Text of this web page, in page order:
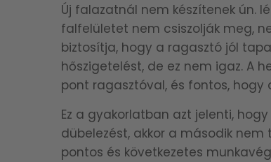
Új falazatnál nem készítenek ún.
falfelületet nem csiszolják meg,
biztosítja, hogy a ragasztó jól
hőszigetelést, de ez nem igaz. A
pont ragasztóval, és fontos,
Ez a gyakorlatban azt jelenti,
dübelezést, akkor a második nem
pontos és következetes